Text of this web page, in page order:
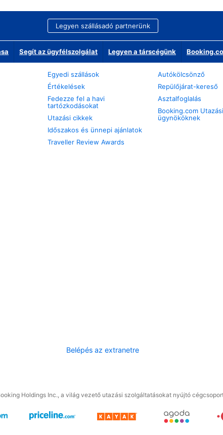
Legyen szállásadó partnerünk
Segít az ügyfélszolgálat Legyen a társcégünk
Egyedi szállások
Értékelések
Fedezze fel a havi
tartózkodásokat
Utazási cikkek
Időszakos és ünnepi ajánlatok
Traveller Review Awards
Autókölcsönző
Repülőjárat-kereső
Asztalfoglalás
Booking.com Utazási
ügynököknek
Belépés az extranetre
Holdings Inc., a világ vezető utazási szolgáltatásokat nyújtó